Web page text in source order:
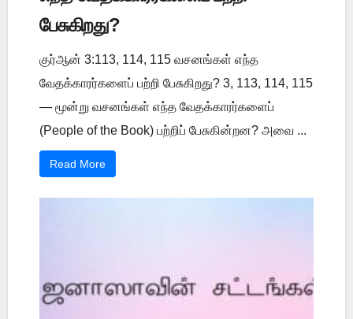
பேசுகிறது?
குர்ஆன் 3:113, 114, 115 வசனங்கள் எந்த
வேதக்காரர்களைப் பற்றி பேசுகிறது? 3, 113, 114, 115
— மூன்று வசனங்கள் எந்த வேதக்காரர்களைப்
(People of the Book) பற்றிப் பேசுகின்றன? அவை ...
Read More